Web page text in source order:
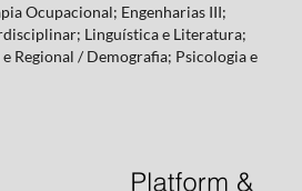
Ocupacional; Engenharias III;
Linguística e Literatura;
Regional / Demografia; Psicologia e